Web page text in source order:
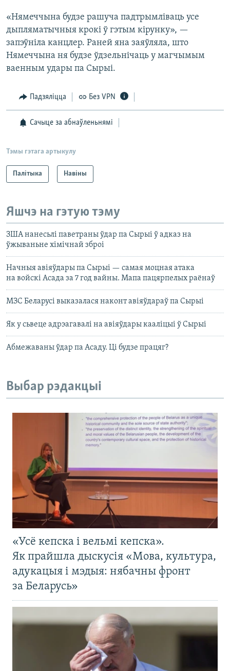
«Нямеччына будзе рашуча падтрымліваць усе
дыпляматычныя крокі ў гэтым кірунку», —
запэўніла канцлер. Раней яна заяўляла, што
Нямеччына ня будзе ўдзельнічаць у магчымым
ваенным удары па Сырыі.
Падзяліцца Без VPN
Сачыце за абнаўленьнямі
Тэмы гэтага артыкулу
Палітыка Навіны
Яшчэ на гэтую тэму
ЗША нанесьлі паветраны ўдар па Сырыі ў адказ на
ўжываньне хімічнай зброі
Начныя авіяўдары па Сырыі — самая моцная атака
на войскі Асада за 7 год вайны. Мапа пацярпелых раёнаў
МЗС Беларусі выказалася наконт авіяўдараў па Сырыі
Як у сьвеце адрэагавалі на авіяўдары кааліцыі ў Сырыі
Абмежаваны ўдар па Асаду. Ці будзе працяг?
Выбар рэдакцыі
«Усё кепска і вельмі кепска».
Як прайшла дыскусія «Мова, культура,
адукацыя і мэдыя: нябачны фронт
за Беларусь»